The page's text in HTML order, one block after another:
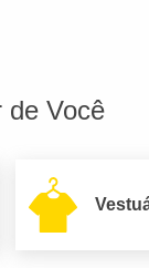
de Você